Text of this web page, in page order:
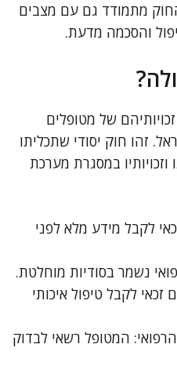
החוק מתמודד גם עם מצבים
והסכמה מדעת.
של מטופלים
זהו חוק יסודי שתכליתו
במסגרת מערכת
לקבל מידע מלא לפני
נשמר בסודיות מוחלטת.
זכאי לקבל טיפול איכותי
המטופל רשאי לבדוק